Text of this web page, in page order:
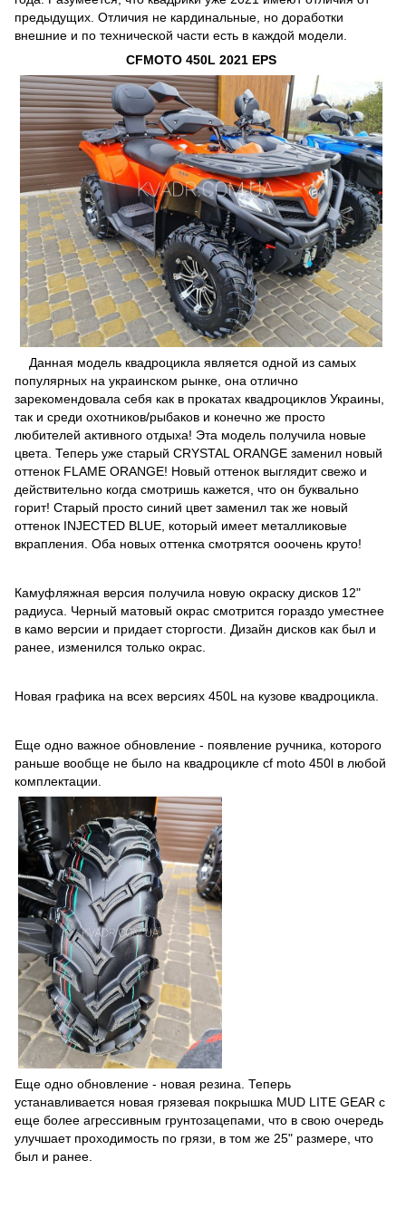
предыдущих. Отличия не кардинальные, но доработки
внешние и по технической части есть в каждой модели.
CFMOTO 450L 2021 EPS
Данная модель квадроцикла является одной из самых
популярных на украинском рынке, она отлично
зарекомендовала себя как в прокатах квадроциклов Украины,
так и среди охотников/рыбаков и конечно же просто
любителей активного отдыха! Эта модель получила новые
цвета. Теперь уже старый CRYSTAL ORANGE заменил новый
оттенок FLAME ORANGE! Новый оттенок выглядит свежо и
действительно когда смотришь кажется, что он буквально
горит! Старый просто синий цвет заменил так же новый
оттенок INJECTED BLUE, который имеет металликовые
вкрапления. Оба новых оттенка смотрятся ооочень круто!
Камуфляжная версия получила новую окраску дисков 12"
радиуса. Черный матовый окрас смотрится гораздо уместнее
в камо версии и придает сторгости. Дизайн дисков как был и
ранее, изменился только окрас.
Новая графика на всех версиях 450L на кузове квадроцикла.
Еще одно важное обновление - появление ручника, которого
раньше вообще не было на квадроцикле cf moto 450l в любой
комплектации.
Еще одно обновление - новая резина. Теперь
устанавливается новая грязевая покрышка MUD LITE GEAR с
еще более агрессивным грунтозацепами, что в свою очередь
улучшает проходимость по грязи, в том же 25" размере, что
был и ранее.